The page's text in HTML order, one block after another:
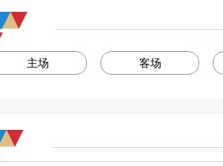
主场 客场